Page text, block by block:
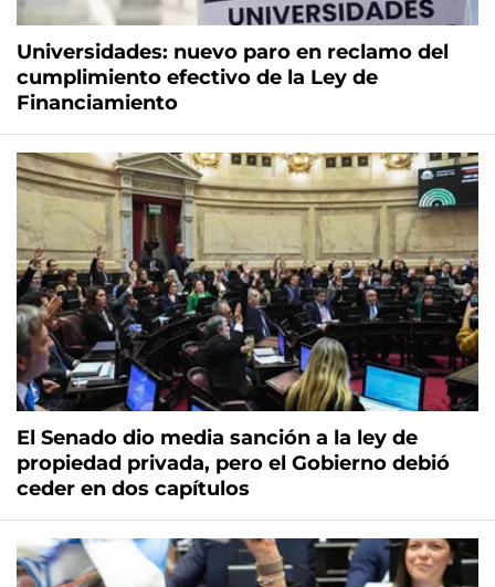
Universidades: nuevo paro en reclamo del
cumplimiento efectivo de la Ley de
Financiamiento
El Senado dio media sanción a la ley de
propiedad privada, pero el Gobierno debió
ceder en dos capítulos